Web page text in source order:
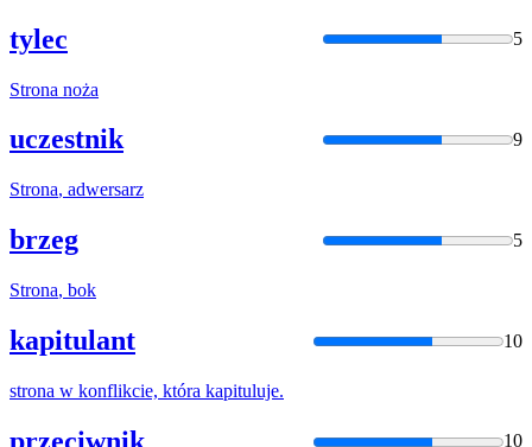
tylec 5
Strona noża
uczestnik 9
Strona, adwersarz
brzeg 5
Strona, bok
kapitulant 10
strona w konflikcie, która kapituluje.
10